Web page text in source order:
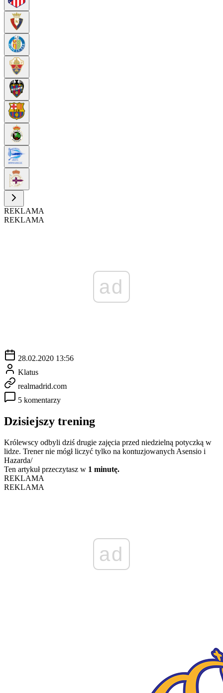
REKLAMA
REKLAMA
ad
28.02.2020 13:56
Klatus
realmadrid.com
5 komentarzy
Dzisiejszy trening
Królewscy odbyli dziś drugie zajęcia przed niedzielną potyczką w
lidze. Trener nie mógł liczyć tylko na kontuzjowanych Asensio i
Hazarda/
Ten artykuł przeczytasz w 1 minutę.
REKLAMA
REKLAMA
ad